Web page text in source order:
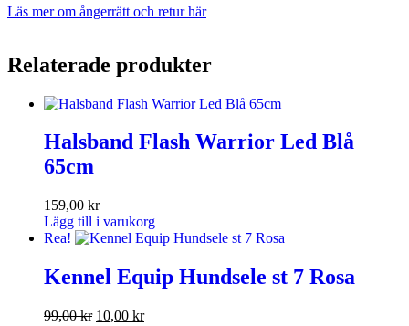
Läs mer om ångerrätt och retur här
Relaterade produkter
Halsband Flash Warrior Led Blå
65cm
159,00 kr
Lägg till i varukorg
Rea!
Kennel Equip Hundsele st 7 Rosa
99,00kr 10,00 kr